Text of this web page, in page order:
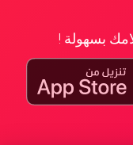
بسهولة !